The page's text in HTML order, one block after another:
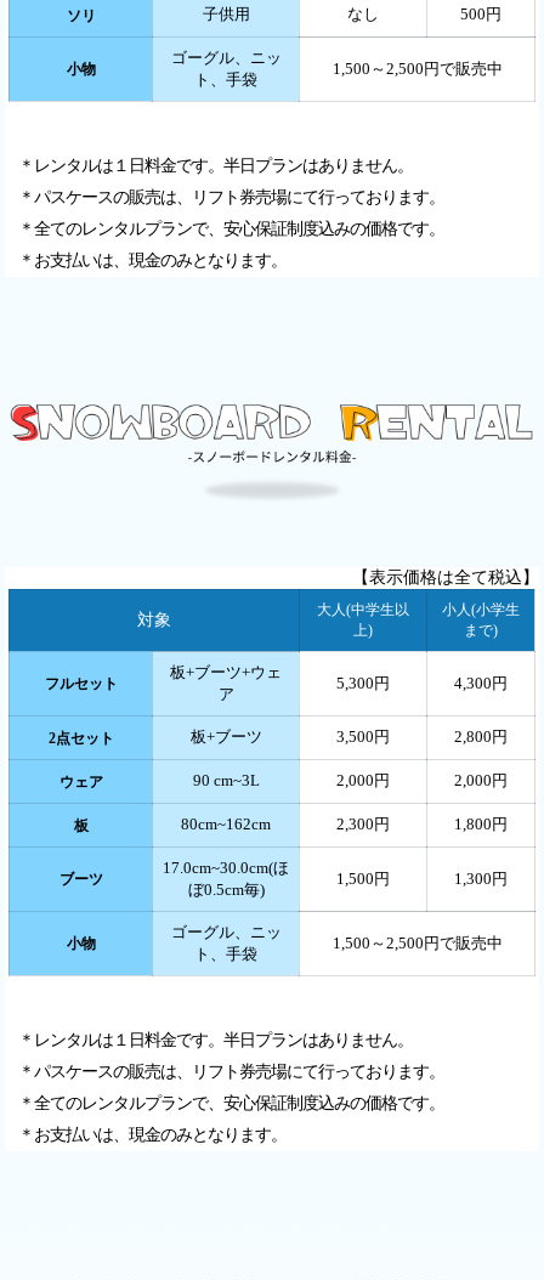
ソリ 子供用 なし 500円
小物
ゴーグル、ニッ
ト、手袋
1,500～2,500円で販売中
＊レンタルは１日料金です。半日プランはありません。
＊パスケースの販売は、リフト券売場にて行っております。
＊全てのレンタルプランで、安心保証制度込みの価格です。
＊お支払いは、現金のみとなります。
【表示価格は全て税込】
対象
大人(中学生以
上)
小人(小学生
まで)
フルセット
板+ブーツ+ウェ
ア
5,300円 4,300円
2点セット 板+ブーツ 3,500円 2,800円
ウェア 90 cm~3L 2,000円 2,000円
板 80cm~162cm 2,300円 1,800円
ブーツ
17.0cm~30.0cm(ほ
ぼ0.5cm毎)
1,500円 1,300円
小物
ゴーグル、ニッ
ト、手袋
1,500～2,500円で販売中
＊レンタルは１日料金です。半日プランはありません。
＊パスケースの販売は、リフト券売場にて行っております。
＊全てのレンタルプランで、安心保証制度込みの価格です。
＊お支払いは、現金のみとなります。